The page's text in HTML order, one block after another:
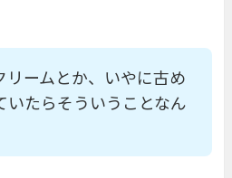
リームとか、いやに古め
いたらそういうことなん